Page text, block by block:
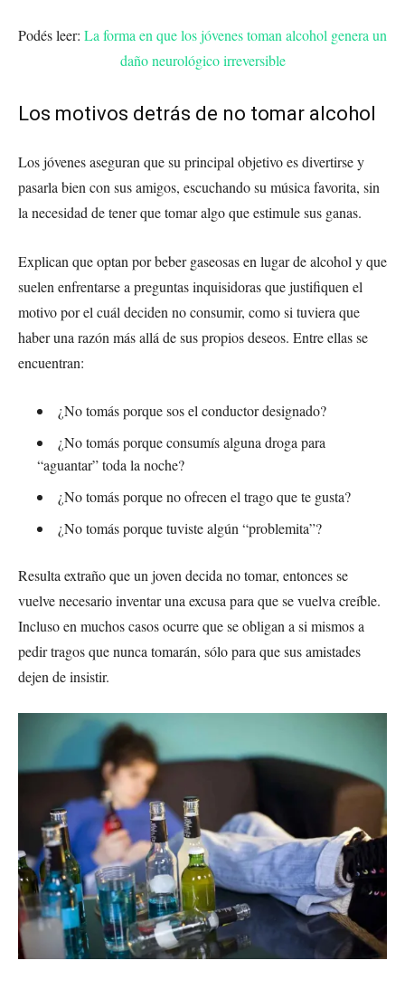
Podés leer: La forma en que los jóvenes toman alcohol genera un
daño neurológico irreversible
Los motivos detrás de no tomar alcohol
Los jóvenes aseguran que su principal objetivo es divertirse y
pasarla bien con sus amigos, escuchando su música favorita, sin
la necesidad de tener que tomar algo que estimule sus ganas.
Explican que optan por beber gaseosas en lugar de alcohol y que
suelen enfrentarse a preguntas inquisidoras que justifiquen el
motivo por el cuál deciden no consumir, como si tuviera que
haber una razón más allá de sus propios deseos. Entre ellas se
encuentran:
¿No tomás porque sos el conductor designado?
¿No tomás porque consumís alguna droga para
“aguantar” toda la noche?
¿No tomás porque no ofrecen el trago que te gusta?
¿No tomás porque tuviste algún “problemita”?
Resulta extraño que un joven decida no tomar, entonces se
vuelve necesario inventar una excusa para que se vuelva creíble.
Incluso en muchos casos ocurre que se obligan a si mismos a
pedir tragos que nunca tomarán, sólo para que sus amistades
dejen de insistir.